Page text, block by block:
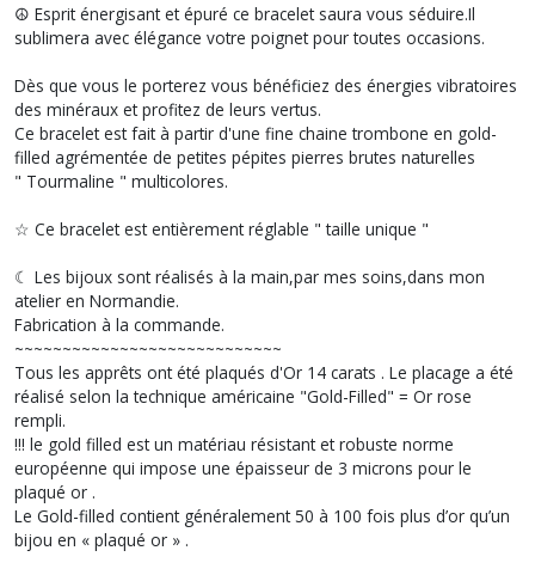
☮ Esprit énergisant et épuré ce bracelet saura vous séduire.Il
sublimera avec élégance votre poignet pour toutes occasions.
Dès que vous le porterez vous bénéficiez des énergies vibratoires
des minéraux et profitez de leurs vertus.
Ce bracelet est fait à partir d'une fine chaine trombone en gold-
filled agrémentée de petites pépites pierres brutes naturelles
" Tourmaline " multicolores.
☆ Ce bracelet est entièrement réglable " taille unique "
☾ Les bijoux sont réalisés à la main,par mes soins,dans mon
atelier en Normandie.
Fabrication à la commande.
~~~~~~~~~~~~~~~~~~~~~~~~~~~~
Tous les apprêts ont été plaqués d'Or 14 carats . Le placage a été
réalisé selon la technique américaine "Gold-Filled" = Or rose
rempli.
!!! le gold filled est un matériau résistant et robuste norme
européenne qui impose une épaisseur de 3 microns pour le
plaqué or .
Le Gold-filled contient généralement 50 à 100 fois plus d’or qu’un
bijou en « plaqué or » .